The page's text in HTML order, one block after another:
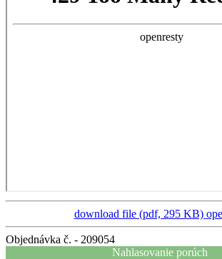
download file (pdf, 295 KB)
Objednávka č. - 209054
Nahlasovanie porúch